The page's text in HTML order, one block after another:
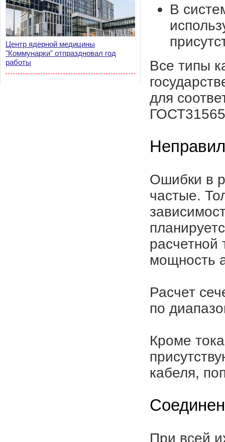
Центр ядерной медицины
"Коммунарки" отпраздновал год
работы
В
Все типы
для
Ошибки в
частые.
расчетной
мощность
Расчет
по
Кроме
кабеля,
При всей